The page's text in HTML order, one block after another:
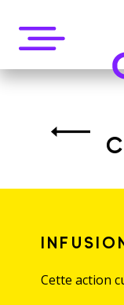
Cette action